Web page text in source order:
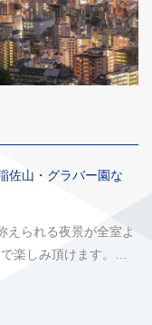
佐山・グラバー園な
えられる夜景が全室よ
楽しみ頂けます。ふ